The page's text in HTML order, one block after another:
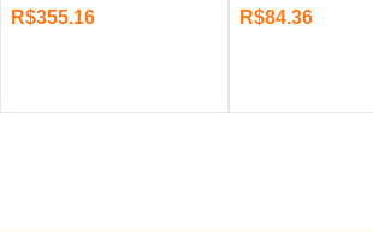
R$355.16 R$84.36